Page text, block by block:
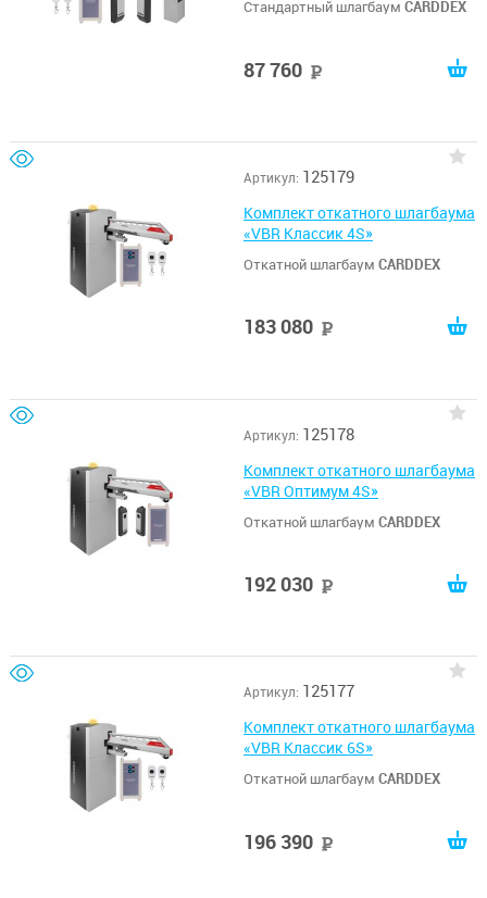
Стандартный шлагбаум CARDDEX
87 760
Артикул: 125179
Комплект откатного шлагбаума
«VBR Классик 4S»
Откатной шлагбаум CARDDEX
183 080
Артикул: 125178
Комплект откатного шлагбаума
«VBR Оптимум 4S»
Откатной шлагбаум CARDDEX
192 030
Артикул: 125177
Комплект откатного шлагбаума
«VBR Классик 6S»
Откатной шлагбаум CARDDEX
196 390